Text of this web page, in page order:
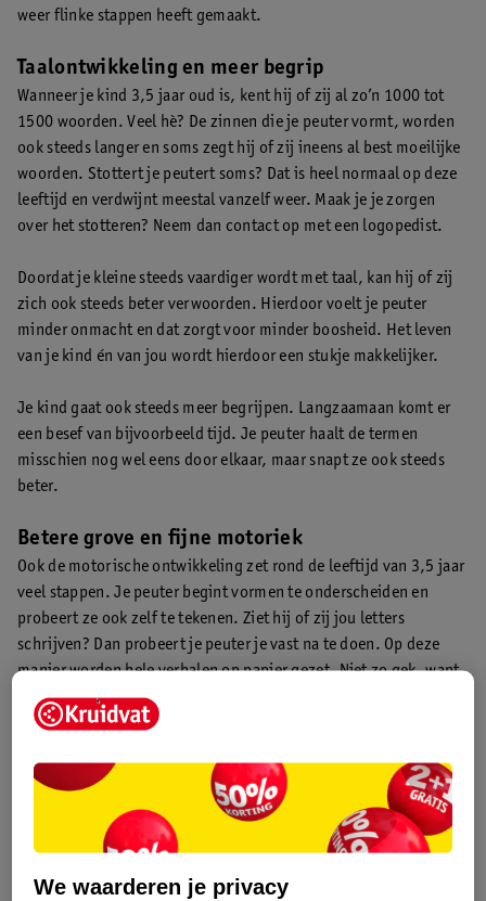
weer flinke stappen heeft gemaakt.
Taalontwikkeling en meer begrip
Wanneer je kind 3,5 jaar oud is, kent hij of zij al zo’n 1000 tot
1500 woorden. Veel hè? De zinnen die je peuter vormt, worden
ook steeds langer en soms zegt hij of zij ineens al best moeilijke
woorden. Stottert je peutert soms? Dat is heel normaal op deze
leeftijd en verdwijnt meestal vanzelf weer. Maak je je zorgen
over het stotteren? Neem dan contact op met een logopedist.
Doordat je kleine steeds vaardiger wordt met taal, kan hij of zij
zich ook steeds beter verwoorden. Hierdoor voelt je peuter
minder onmacht en dat zorgt voor minder boosheid. Het leven
van je kind én van jou wordt hierdoor een stukje makkelijker.
Je kind gaat ook steeds meer begrijpen. Langzaamaan komt er
een besef van bijvoorbeeld tijd. Je peuter haalt de termen
misschien nog wel eens door elkaar, maar snapt ze ook steeds
beter.
Betere grove en fijne motoriek
Ook de motorische ontwikkeling zet rond de leeftijd van 3,5 jaar
veel stappen. Je peuter begint vormen te onderscheiden en
probeert ze ook zelf te tekenen. Ziet hij of zij jou letters
schrijven? Dan probeert je peuter je vast na te doen. Op deze
manier worden hele verhalen op papier gezet. Niet zo gek, want
ook de fantasie ontwikkelt mee.
peuter kan steeds beter zijn of haar evenwicht houden en
inmiddels een bal in de lucht gooien en weer vangen. Oefen
verder met de grove motoriek door lekker veel naar buiten te
gaan en te spelen. Op sommige plekken wordt ook peutergym
aangeboden. Een aanrader!
We waarderen je privacy